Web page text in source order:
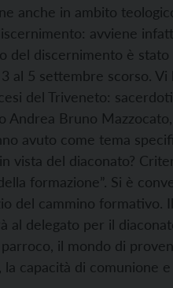
anche in ambito
avviene
del discernimento è
3 al 5 settembre scorso.
del Triveneto:
Andrea Bruno
avuto come tema
vista del diaconato?
della formazione”. Si è
del cammino
al delegato per il
il mondo di
la capacità di comunione